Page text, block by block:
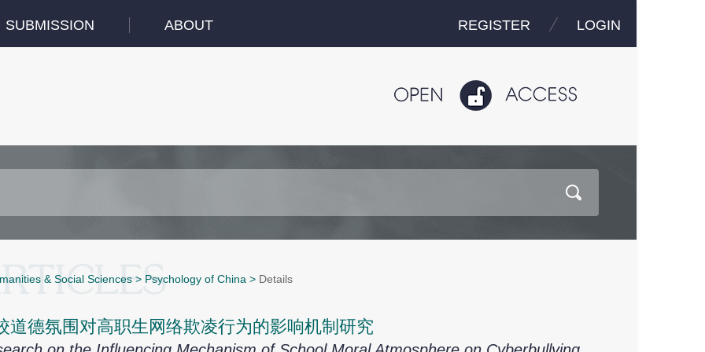
SUBMISSION ABOUT REGISTER LOGIN
& Social Sciences > Psychology of China > Details
道德氛围对高职生网络欺凌行为的影响机制研究